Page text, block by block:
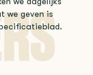
we geven is